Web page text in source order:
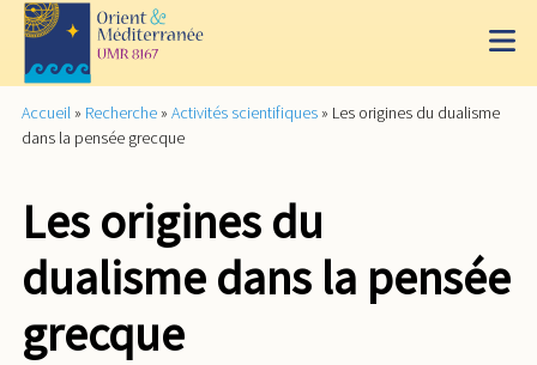
Accueil » Recherche » Activités scientifiques » Les origines du dualisme
dans la pensée grecque
Les origines du
dualisme dans la pensée
grecque